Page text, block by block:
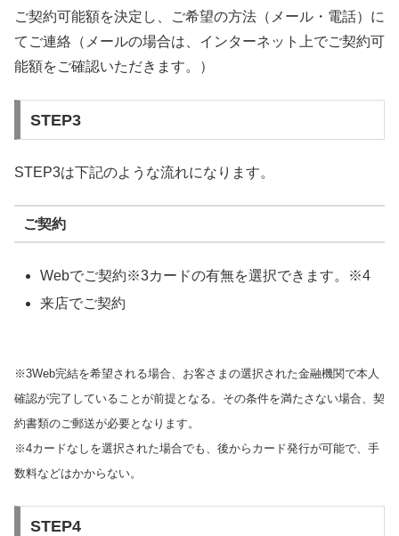
ご契約可能額を決定し、ご希望の方法（メール・電話）に
てご連絡（メールの場合は、インターネット上でご契約可
能額をご確認いただきます。）
STEP3
STEP3は下記のような流れになります。
ご契約
Webでご契約※3カードの有無を選択できます。※4
来店でご契約
※3Web完結を希望される場合、お客さまの選択された金融機関で本人
確認が完了していることが前提となる。その条件を満たさない場合、契
約書類のご郵送が必要となります。
※4カードなしを選択された場合でも、後からカード発行が可能で、手
数料などはかからない。
STEP4